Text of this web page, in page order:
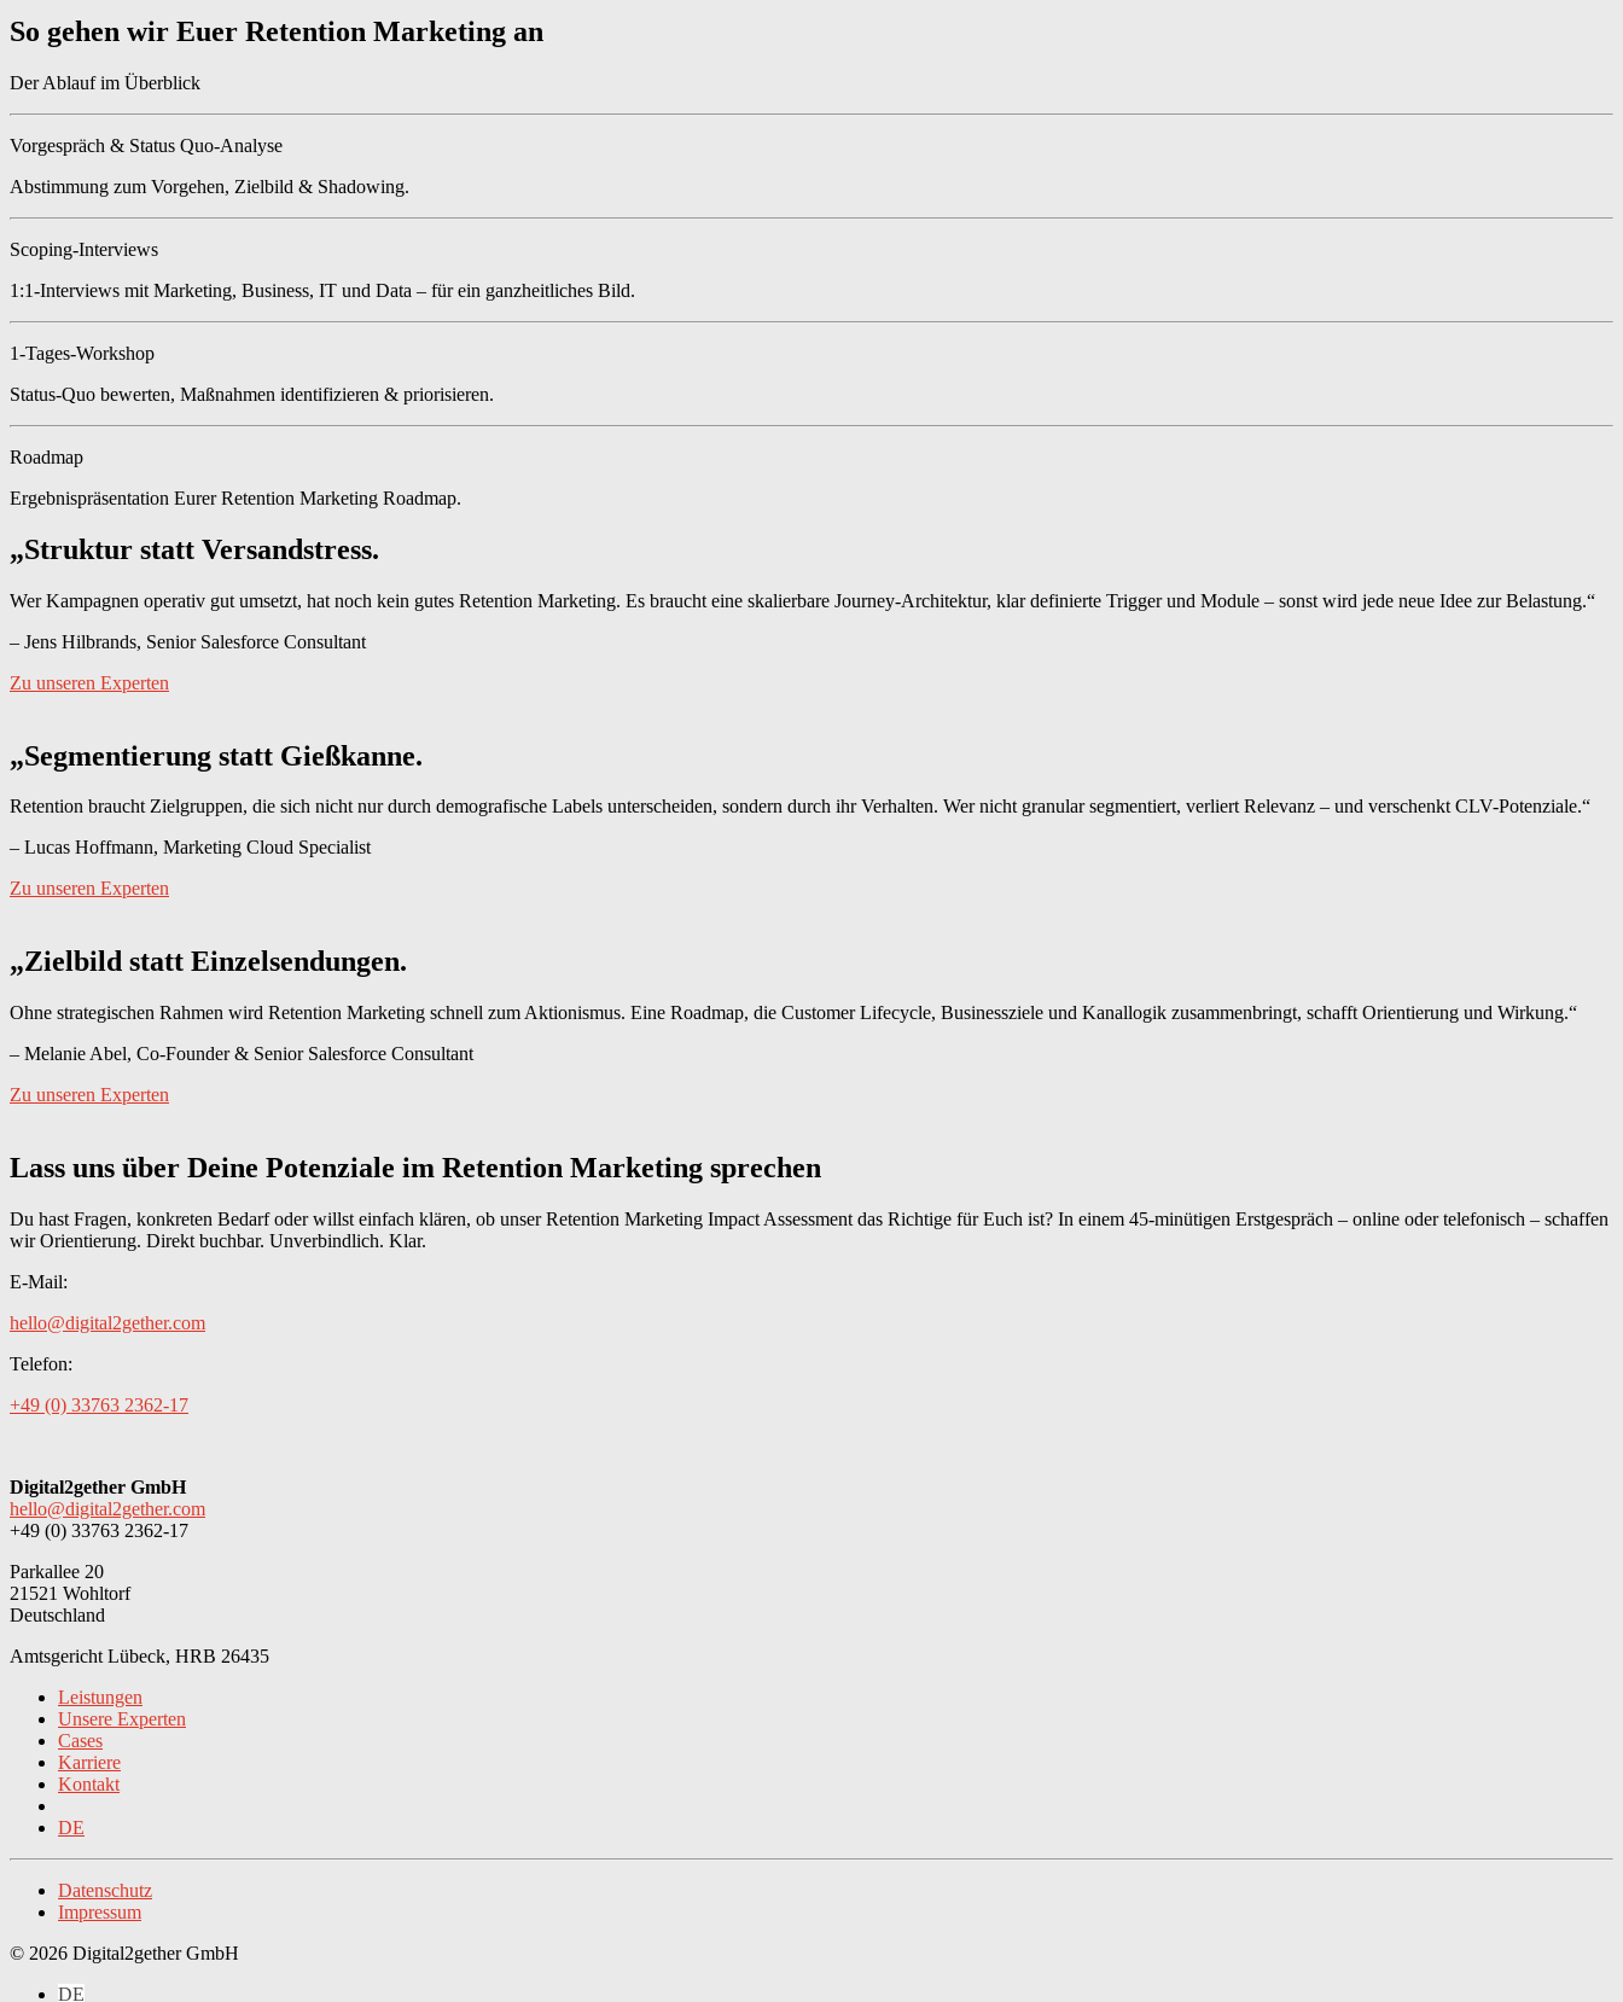
So gehen wir Euer Retention Marketing an
Der Ablauf im Überblick
Vorgespräch & Status Quo-Analyse
Abstimmung zum Vorgehen, Zielbild & Shadowing.
Scoping-Interviews
1:1-Interviews mit Marketing, Business, IT und Data – für ein ganzheitliches Bild.
1-Tages-Workshop
Status-Quo bewerten, Maßnahmen identifizieren & priorisieren.
Roadmap
Ergebnispräsentation Eurer Retention Marketing Roadmap.
„Struktur statt Versandstress.
Wer Kampagnen operativ gut umsetzt, hat noch kein gutes Retention Marketing. Es braucht eine skalierbare Journey-Architektur, klar definierte Trigger und Module – sonst wird jede neue Idee zur Belastung.“
– Jens Hilbrands, Senior Salesforce Consultant
Zu unseren Experten
„Segmentierung statt Gießkanne.
Retention braucht Zielgruppen, die sich nicht nur durch demografische Labels unterscheiden, sondern durch ihr Verhalten. Wer nicht granular segmentiert, verliert Relevanz – und verschenkt CLV-Potenziale.“
– Lucas Hoffmann, Marketing Cloud Specialist
Zu unseren Experten
„Zielbild statt Einzelsendungen.
Ohne strategischen Rahmen wird Retention Marketing schnell zum Aktionismus. Eine Roadmap, die Customer Lifecycle, Businessziele und Kanallogik zusammenbringt, schafft Orientierung und Wirkung.“
– Melanie Abel, Co-Founder & Senior Salesforce Consultant
Zu unseren Experten
Lass uns über Deine Potenziale im Retention Marketing sprechen
Du hast Fragen, konkreten Bedarf oder willst einfach klären, ob unser Retention Marketing Impact Assessment das Richtige für Euch ist? In einem 45-minütigen Erstgespräch – online oder telefonisch – schaffen
wir Orientierung. Direkt buchbar. Unverbindlich. Klar.
E-Mail:
hello@digital2gether.com
Telefon:
+49 (0) 33763 2362-17
Digital2gether GmbH
hello@digital2gether.com
+49 (0) 33763 2362-17
Parkallee 20
21521 Wohltorf
Deutschland
Amtsgericht Lübeck, HRB 26435
Leistungen
Unsere Experten
Cases
Karriere
Kontakt
DE
Datenschutz
Impressum
© 2026 Digital2gether GmbH
DE